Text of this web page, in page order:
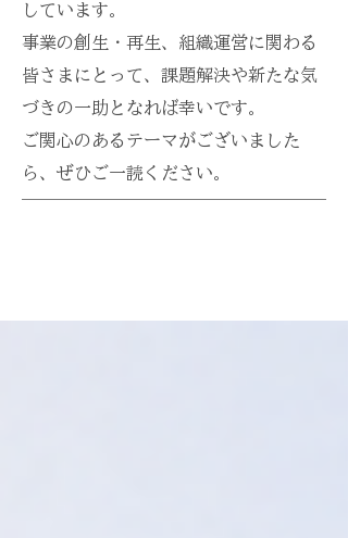
しています。
事業の創生・再生、組織運営に関わる
皆さまにとって、課題解決や新たな気
づきの一助となれば幸いです。
ご関心のあるテーマがございました
ら、ぜひご一読ください。